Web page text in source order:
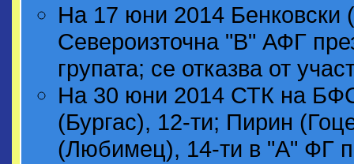
На 17 юни 2014
Североизточна "В" АФГ
групата; се отказва от
На 30 юни 2014 СТК на
(Бургас), 12-ти; Пирин
(Любимец), 14-ти в "А" ФГ